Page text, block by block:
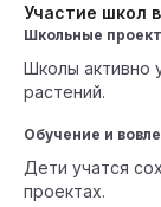
Участие школ
Школьные
Школы активно
растений.
Обучение и
Дети учатся
проектах.